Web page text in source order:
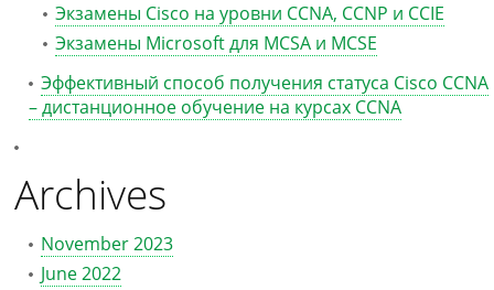
Экзамены Cisco на уровни CCNA, CCNP и CCIE
Экзамены Microsoft для MCSA и MCSE
Эффективный способ получения статуса Cisco CCNA
– дистанционное обучение на курсах CCNA
Archives
November 2023
June 2022